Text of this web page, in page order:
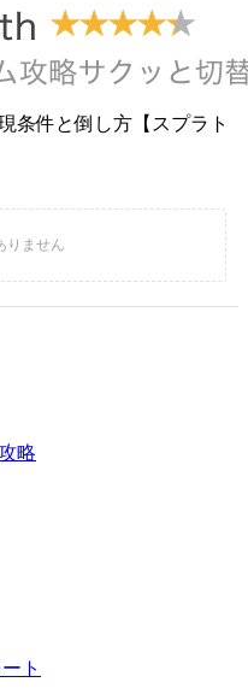
条件と倒し方【スプラト
略
ト